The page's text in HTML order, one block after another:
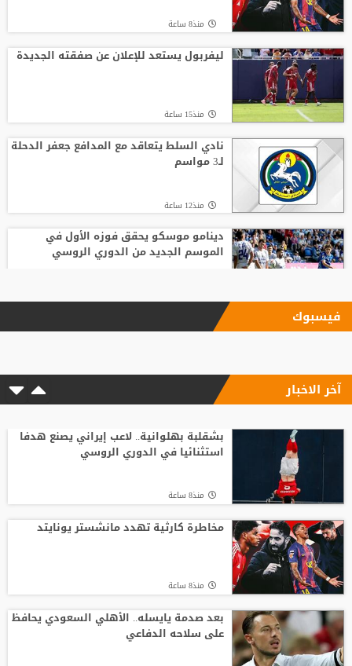
منذ8 ساعة
ليفربول يستعد للإعلان عن صفقته الجديدة
منذ15 ساعة
نادي السلط يتعاقد مع المدافع جعفر الدحلة
لـ3 مواسم
منذ12 ساعة
دينامو موسكو يحقق فوزه الأول في
الموسم الجديد من الدوري الروسي
استدعاء محمد صلاح للمثول أمام القضاء
"أنفيلد"
ألكسندروفا تطيح بسابالينكا من بطولة
تورنتو
الأميرة آية بنت فيصل تتسلم جائزة التقدير
من الاتحاد الآسيوي للكرة الطائرة
فيسبوك
آخر الاخبار
بشقلبة بهلوانية.. لاعب إيراني يصنع هدفا
استثنائيا في الدوري الروسي
منذ8 ساعة
مخاطرة كارثية تهدد مانشستر يونايتد
منذ8 ساعة
بعد صدمة يايسله.. الأهلي السعودي يحافظ
على سلاحه الدفاعي